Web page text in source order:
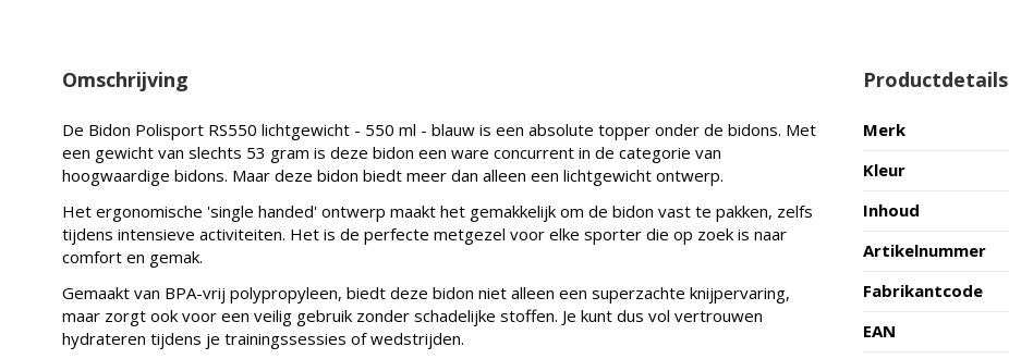
Omschrijving
De Bidon Polisport RS550 lichtgewicht - 550 ml - blauw is een absolute topper onder de bidons. Met
een gewicht van slechts 53 gram is deze bidon een ware concurrent in de categorie van
hoogwaardige bidons. Maar deze bidon biedt meer dan alleen een lichtgewicht ontwerp.
Het ergonomische 'single handed' ontwerp maakt het gemakkelijk om de bidon vast te pakken, zelfs
tijdens intensieve activiteiten. Het is de perfecte metgezel voor elke sporter die op zoek is naar
comfort en gemak.
Gemaakt van BPA-vrij polypropyleen, biedt deze bidon niet alleen een superzachte knijpervaring,
maar zorgt ook voor een veilig gebruik zonder schadelijke stoffen. Je kunt dus vol vertrouwen
hydrateren tijdens je trainingssessies of wedstrijden.
Productdetails
Merk
Kleur
Inhoud
Artikelnummer
Fabrikantcode
EAN